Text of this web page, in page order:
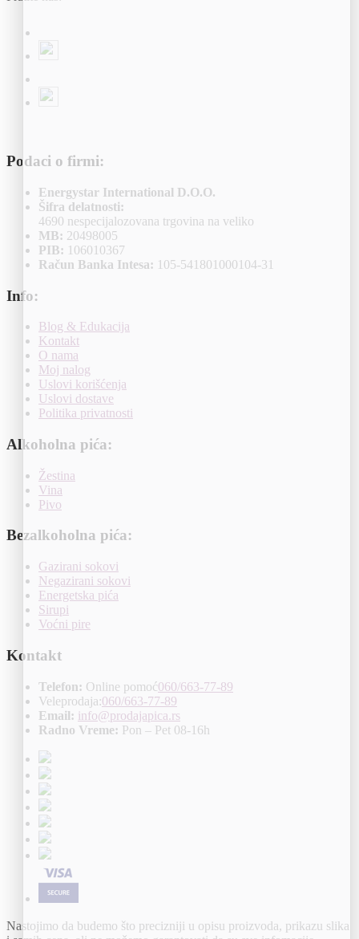
Podaci o firmi:
Energystar International D.O.O.
Šifra delatnosti:
4690 nespecijalozovana trgovina na veliko
MB: 20498005
PIB: 106010367
Račun Banka Intesa: 105-541801000104-31
Info:
Blog & Edukacija
Kontakt
O nama
Moj nalog
Uslovi korišćenja
Uslovi dostave
Politika privatnosti
Alkoholna pića:
Žestina
Vina
Pivo
Bezalkoholna pića:
Gazirani sokovi
Negazirani sokovi
Energetska pića
Sirupi
Voćni pire
Kontakt
Telefon: Online pomoć060/663-77-89
Veleprodaja:060/663-77-89
Email: info@prodajapica.rs
Radno Vreme: Pon – Pet 08-16h
Nastojimo da budemo što precizniji u opisu proizvoda, prikazu slika